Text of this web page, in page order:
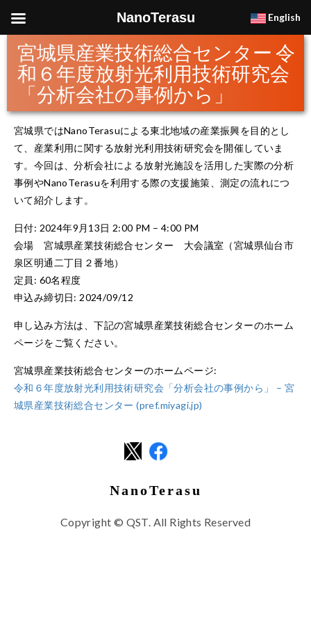
宮城県産業技術総合センター 令
和６年度放射光利用技術研究会
「分析会社の事例から」
宮城県ではNanoTerasuによる東北地域の産業振興を目的とし
て、産業利用に関する放射光利用技術研究会を開催していま
す。今回は、分析会社による放射光施設を活用した実際の分析
事例やNanoTerasuを利用する際の支援施策、測定の流れにつ
いて紹介します。
日付: 2024年9月13日 2:00 PM – 4:00 PM
会場 宮城県産業技術総合センター 大会議室（宮城県仙台市
泉区明通二丁目２番地）
定員: 60名程度
申込み締切日: 2024/09/12
申し込み方法は、下記の宮城県産業技術総合センターのホーム
ページをご覧ください。
宮城県産業技術総合センターのホームページ:
令和６年度放射光利用技術研究会「分析会社の事例から」 – 宮
城県産業技術総合センター (pref.miyagi.jp)
NanoTerasu
Copyright © QST. All Rights Reserved
NanoTerasu English